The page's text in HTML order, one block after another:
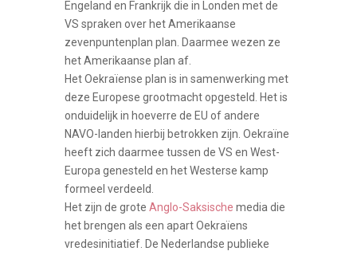
Engeland en Frankrijk die in Londen met de
VS spraken over het Amerikaanse
zevenpuntenplan plan. Daarmee wezen ze
het Amerikaanse plan af.
Het Oekraïense plan is in samenwerking met
deze Europese grootmacht opgesteld. Het is
onduidelijk in hoeverre de EU of andere
NAVO-landen hierbij betrokken zijn. Oekraïne
heeft zich daarmee tussen de VS en West-
Europa genesteld en het Westerse kamp
formeel verdeeld.
Het zijn de grote Anglo-Saksische media die
het brengen als een apart Oekraïens
vredesinitiatief. De Nederlandse publieke